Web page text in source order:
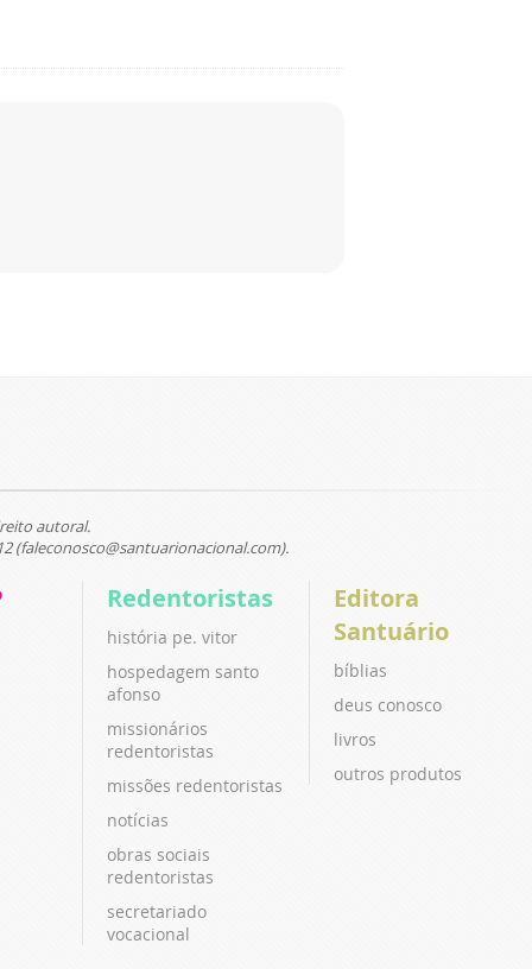
autoral.
(faleconosco@santuarionacional.com).
Redentoristas
história pe. vitor
hospedagem santo
afonso
missionários
redentoristas
missões redentoristas
notícias
obras sociais
redentoristas
secretariado
vocacional
Editora
Santuário
bíblias
deus conosco
livros
outros produtos